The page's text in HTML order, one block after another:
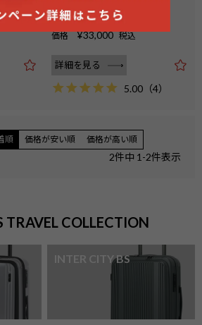
1〜2泊
価格 ¥33,000 税込
詳細を見る
5.00 （4）
順 価格が安い順 価格が高い順
2件中 1 -2件表示
TRAVEL COLLECTION
INTER CITY BS